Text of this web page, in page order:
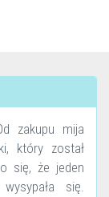
zakupu mija
który został
się, że jeden
się.